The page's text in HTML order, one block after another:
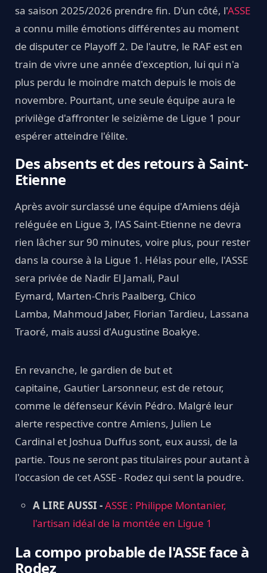
sa saison 2025/2026 prendre fin. D'un côté, l'ASSE
a connu mille émotions différentes au moment
de disputer ce Playoff 2. De l'autre, le RAF est en
train de vivre une année d'exception, lui qui n'a
plus perdu le moindre match depuis le mois de
novembre. Pourtant, une seule équipe aura le
privilège d'affronter le seizième de Ligue 1 pour
espérer atteindre l'élite.
Des absents et des retours à Saint-
Etienne
Après avoir surclassé une équipe d'Amiens déjà
reléguée en Ligue 3, l'AS Saint-Etienne ne devra
rien lâcher sur 90 minutes, voire plus, pour rester
dans la course à la Ligue 1. Hélas pour elle, l'ASSE
sera privée de Nadir El Jamali, Paul
Eymard, Marten-Chris Paalberg, Chico
Lamba, Mahmoud Jaber, Florian Tardieu, Lassana
Traoré, mais aussi d'Augustine Boakye.
En revanche, le gardien de but et
capitaine, Gautier Larsonneur, est de retour,
comme le défenseur Kévin Pédro. Malgré leur
alerte respective contre Amiens, Julien Le
Cardinal et Joshua Duffus sont, eux aussi, de la
partie. Tous ne seront pas titulaires pour autant à
l'occasion de cet ASSE - Rodez qui sent la poudre.
A LIRE AUSSI -ASSE : Philippe Montanier,
l'artisan idéal de la montée en Ligue 1
La compo probable de l'ASSE face à
Rodez